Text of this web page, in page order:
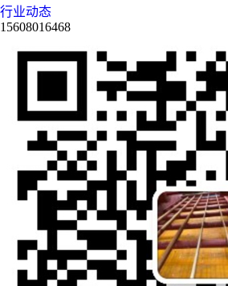
行业动态
15608016468